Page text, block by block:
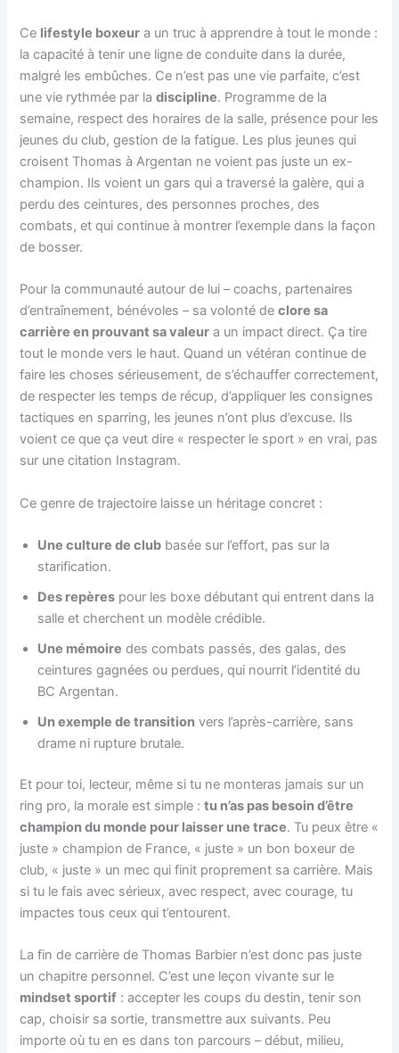
Ce lifestyle boxeur a un truc à apprendre à tout le monde :
la capacité à tenir une ligne de conduite dans la durée,
malgré les embûches. Ce n’est pas une vie parfaite, c’est
une vie rythmée par ladiscipline. Programme de la
semaine, respect des horaires de la salle, présence pour les
jeunes du club, gestion de la fatigue. Les plus jeunes qui
croisent Thomas à Argentan ne voient pas juste un ex-
champion. Ils voient un gars qui a traversé la galère, qui a
perdu des ceintures, des personnes proches, des
combats, et qui continue à montrer l’exemple dans la façon
de bosser.
Pour la communauté autour de lui – coachs, partenaires
d’entraînement, bénévoles – sa volonté declore sa
carrière en prouvant sa valeur a un impact direct. Ça tire
tout le monde vers le haut. Quand un vétéran continue de
faire les choses sérieusement, de s’échauffer correctement,
de respecter les temps de récup, d’appliquer les consignes
tactiques en sparring, les jeunes n’ont plus d’excuse. Ils
voient ce que ça veut dire « respecter le sport » en vrai, pas
sur une citation Instagram.
Ce genre de trajectoire laisse un héritage concret :
Une culture de club basée sur l’effort, pas sur la
starification.
Des repères pour les boxe débutant qui entrent dans la
salle et cherchent un modèle crédible.
Une mémoire des combats passés, des galas, des
ceintures gagnées ou perdues, qui nourrit l’identité du
BC Argentan.
Un exemple de transition vers l’après-carrière, sans
drame ni rupture brutale.
Et pour toi, lecteur, même si tu ne monteras jamais sur un
ring pro, la morale est simple :tu n’as pas besoin d’être
champion du monde pour laisser une trace. Tu peux être «
juste » champion de France, « juste » un bon boxeur de
club, « juste » un mec qui finit proprement sa carrière. Mais
si tu le fais avec sérieux, avec respect, avec courage, tu
impactes tous ceux qui t’entourent.
La fin de carrière de Thomas Barbier n’est donc pas juste
un chapitre personnel. C’est une leçon vivante sur le
mindset sportif : accepter les coups du destin, tenir son
cap, choisir sa sortie, transmettre aux suivants. Peu
importe où tu en es dans ton parcours – début, milieu,